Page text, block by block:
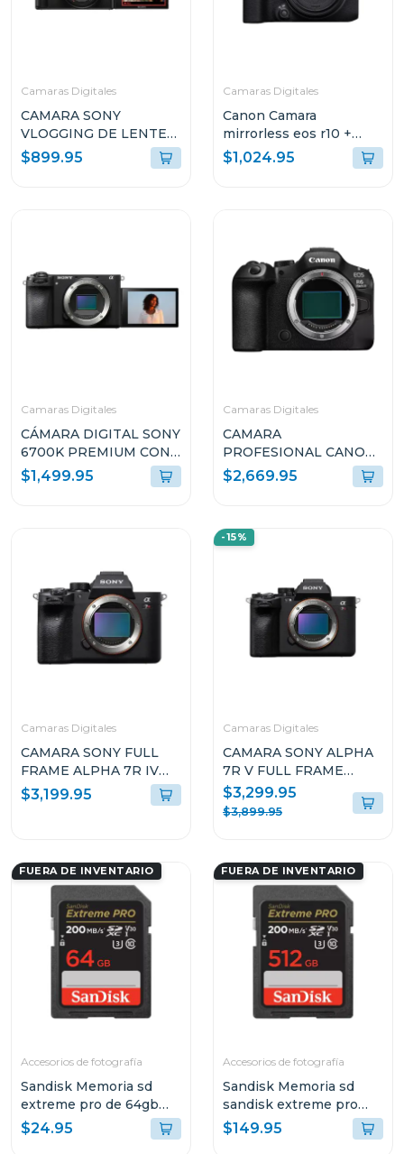
Camaras Digitales
CAMARA SONY
VLOGGING DE LENTE
FIJO ZV1-II
$899.95
Camaras Digitales
Canon Camara
mirrorless eos r10 +
lente rfs 18-45mm f/4.5-
6.3 is stm kit
$1,024.95
Camaras Digitales
CÁMARA DIGITAL SONY
6700K PREMIUM CON
MONTURA E + LENTE E
PZ 16-50MM F3.5-5.6
$1,499.95
Camaras Digitales
CAMARA
PROFESIONAL CANON
DIGITAL MIRRORLESS
EOS R6 MARK III SOLO
$2,669.95
Camaras Digitales
CAMARA SONY FULL
FRAME ALPHA 7R IV
DE 35MM Y 61MP
(SOLO CUERPO)
$3,199.95
-15%
Camaras Digitales
CAMARA SONY ALPHA
7R V FULL FRAME
MIRRORLESS DE
LENTE
$3,299.95
$3,899.95
FUERA DE INVENTARIO
Accesorios de fotografía
Sandisk Memoria sd
extreme pro de 64gb
sdhc y sdxc uhs-i
sdsdxxu064g
$24.95
FUERA DE INVENTARIO
Accesorios de fotografía
Sandisk Memoria sd
sandisk extreme pro
sdxc uhs-i 512 gb 200
mb/s sdsdxxd512
$149.95